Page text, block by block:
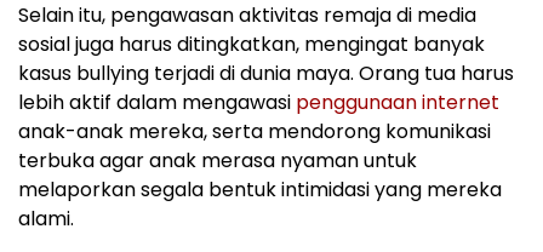
Selain itu, pengawasan aktivitas remaja di media
sosial juga harus ditingkatkan, mengingat banyak
kasus bullying terjadi di dunia maya. Orang tua harus
lebih aktif dalam mengawasi penggunaan internet
anak-anak mereka, serta mendorong komunikasi
terbuka agar anak merasa nyaman untuk
melaporkan segala bentuk intimidasi yang mereka
alami.